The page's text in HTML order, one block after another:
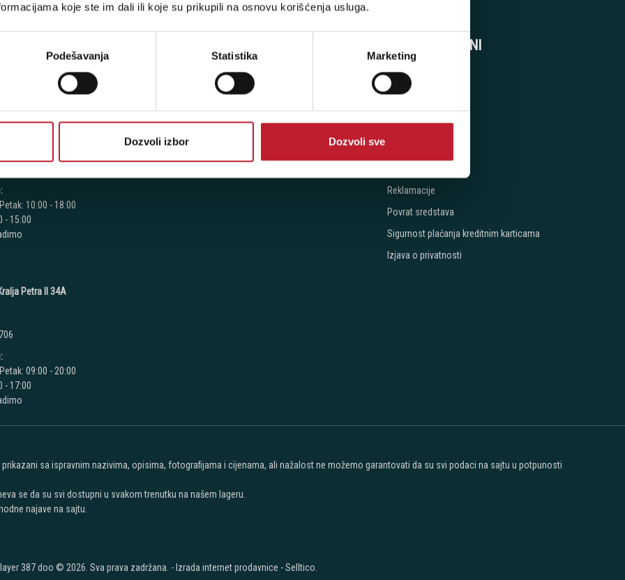
koje ste im dali ili koje su prikupili na osnovu korišćenja usluga.
Podešavanja Statistika Marketing
Dozvoli izbor Dozvoli sve
10:00 - 18:00
- 15:00
Petra II 34A
09:00 - 20:00
- 17:00
Prijava
SVE O KUPOVINI
Uslovi kupovine
Načini Plaćanja
Reklamacije
Povrat sredstava
Sigurnost plaćanja kreditnim karticama
Izjava o privatnosti
sa ispravnim nazivima, opisima, fotografijama i cijenama, ali nažalost ne možemo garantovati da su svi podaci na sajtu u potpunosti
se da su svi dostupni u svakom trenutku na našem lageru.
najave na sajtu.
387 doo © 2026. Sva prava zadržana. - Izrada internet prodavnice -Selltico.